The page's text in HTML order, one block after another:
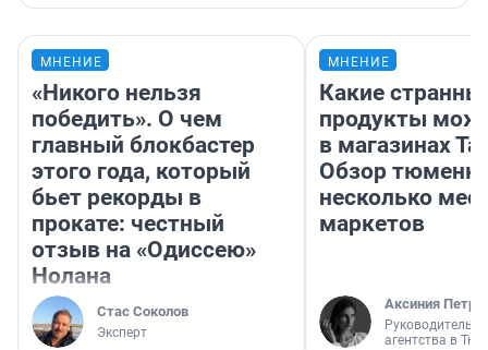
МНЕНИЕ
«Никого нельзя
победить». О чем
главный блокбастер
этого года, который
бьет рекорды в
прокате: честный
отзыв на «Одиссею»
Нолана
Стас Соколов
Эксперт
МНЕНИЕ
Какие
продукты
в магазинах
Обзор
несколько
маркетов
Аксиния
Руководитель
агентства в